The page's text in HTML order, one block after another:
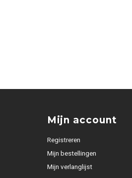
Mijn account
Registreren
Mijn bestellingen
Mijn verlanglijst